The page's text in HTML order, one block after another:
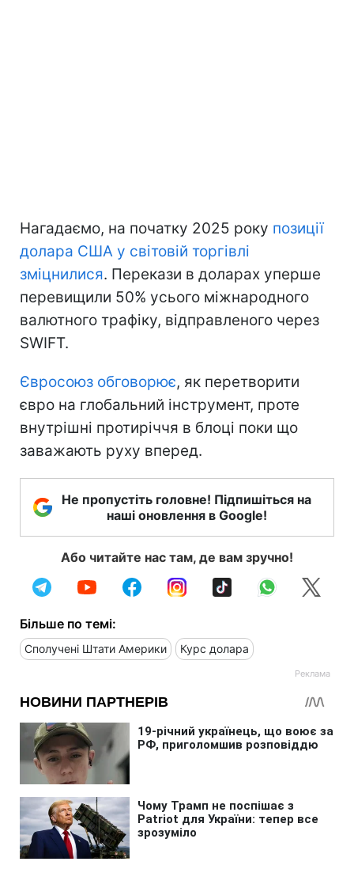
Нагадаємо, на початку 2025 року позиції
долара США у світовій торгівлі
зміцнилися. Перекази в доларах уперше
перевищили 50% усього міжнародного
валютного трафіку, відправленого через
SWIFT.
Євросоюз обговорює, як перетворити
євро на глобальний інструмент, проте
внутрішні протиріччя в блоці поки що
заважають руху вперед.
Не пропустіть головне! Підпишіться на
наші оновлення в Google!
Або читайте нас там, де вам зручно!
Більше по темі:
Сполучені Штати Америки Курс долара